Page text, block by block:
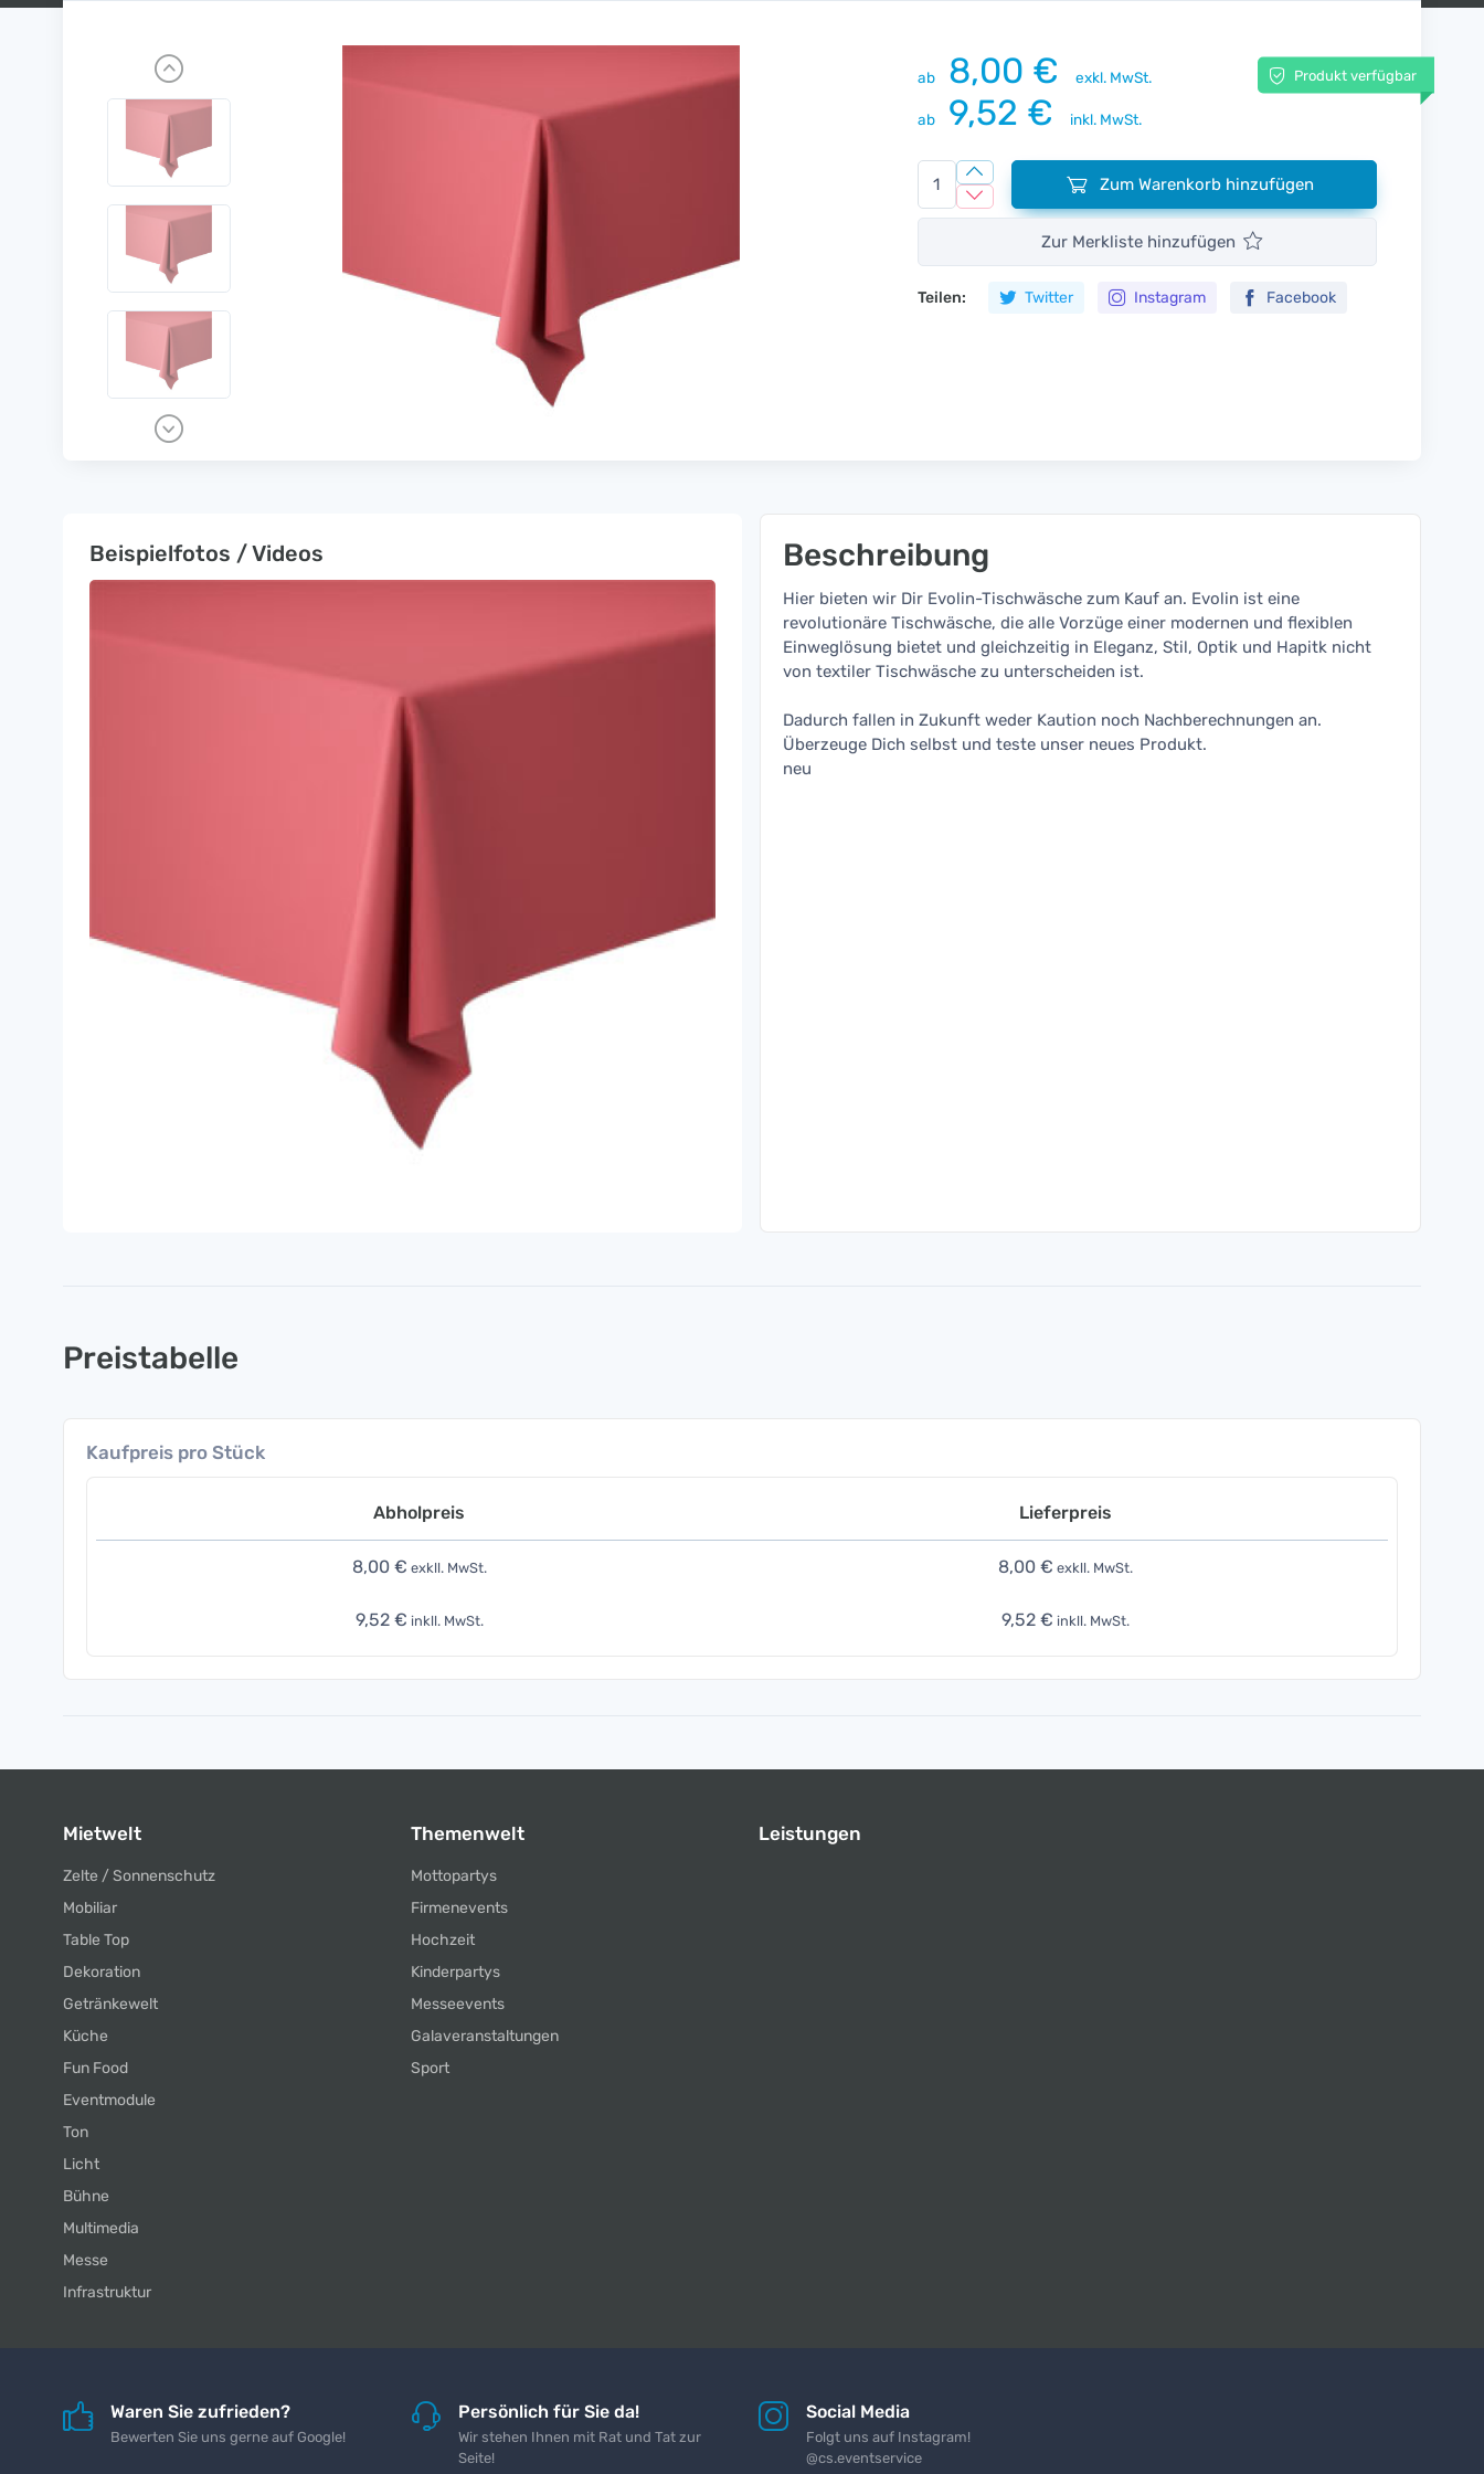
Previous
Next
ab 8,00 € exkl. MwSt.
ab 9,52 € inkl. MwSt.
Produkt verfügbar
Zum Warenkorb hinzufügen
Zur Merkliste hinzufügen
Teilen: Twitter Instagram Facebook
Beispielfotos / Videos Beschreibung
Hier bieten wir Dir Evolin-Tischwäsche zum Kauf an. Evolin ist eine
revolutionäre Tischwäsche, die alle Vorzüge einer modernen und flexiblen
Einweglösung bietet und gleichzeitig in Eleganz, Stil, Optik und Hapitk nicht
von textiler Tischwäsche zu unterscheiden ist.
Dadurch fallen in Zukunft weder Kaution noch Nachberechnungen an.
Überzeuge Dich selbst und teste unser neues Produkt.
neu
Preistabelle
Kaufpreis pro Stück
Abholpreis Lieferpreis
8,00 € exkll. MwSt. 8,00 € exkll. MwSt.
9,52 € inkll. MwSt. 9,52 € inkll. MwSt.
Mietwelt
Zelte / Sonnenschutz
Mobiliar
Table Top
Dekoration
Getränkewelt
Küche
Fun Food
Eventmodule
Ton
Licht
Bühne
Multimedia
Messe
Infrastruktur
Themenwelt
Mottopartys
Firmenevents
Hochzeit
Kinderpartys
Messeevents
Galaveranstaltungen
Sport
Leistungen
Waren Sie zufrieden?
Bewerten Sie uns gerne auf Google!
Persönlich für Sie da!
Wir stehen Ihnen mit Rat und Tat zur
Seite!
Social Media
Folgt uns auf Instagram!
@cs.eventservice